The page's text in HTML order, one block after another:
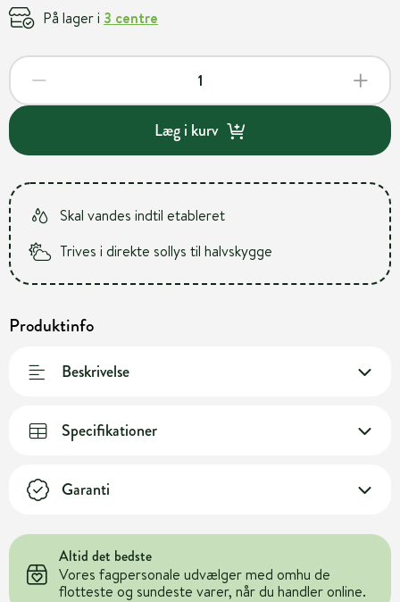
På lager i 3 centre
Læg i kurv
Skal vandes indtil etableret
Trives i direkte sollys til halvskygge
Produktinfo
Beskrivelse
Specifikationer
Garanti
Altid det bedste
Vores fagpersonale udvælger med omhu de
flotteste og sundeste varer, når du handler online.